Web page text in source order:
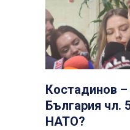
Костадинов
България чл.
НАТО?